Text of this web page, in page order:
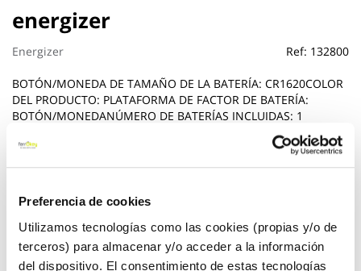
Preferencia de cookies
Utilizamos tecnologías como las cookies (propias y/o de
terceros) para almacenar y/o acceder a la información
del dispositivo. El consentimiento de estas tecnologías
energizer
Energizer Ref: 132800
BOTÓN/MONEDA DE TAMAÑO DE LA BATERÍA: CR1620COLOR
DEL PRODUCTO: PLATAFORMA DE FACTOR DE BATERÍA:
BOTÓN/MONEDANÚMERO DE BATERÍAS INCLUIDAS: 1
PIEZA(S)TECNOLOGÍA DE BATERÍA: LITIOTIPO DE EMBALAJE:
AMPOLLAVOLTAJE DE LA PILA: 3 V
5,13 €
la
galería
de